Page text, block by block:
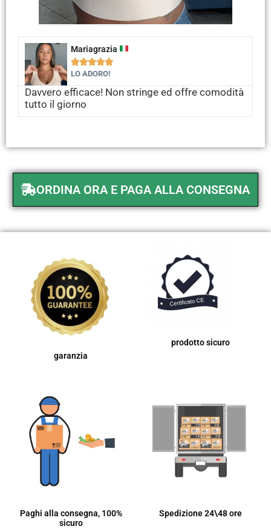
Mariagrazia

LO ADORO!
Davvero efficace! Non stringe ed offre comodità
tutto il giorno
ORDINA ORA E PAGA ALLA CONSEGNA
garanzia
prodotto sicuro
Paghi alla consegna, 100%
sicuro
Spedizione 24\48 ore